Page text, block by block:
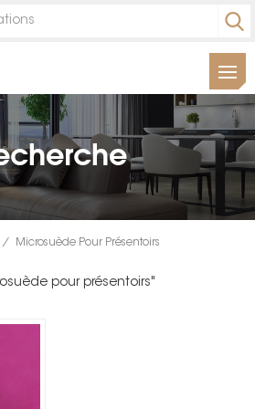
/ Microsuède Pour Présentoirs
pour présentoirs"